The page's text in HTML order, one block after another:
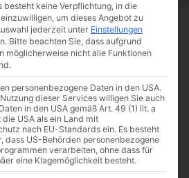
Scheibe
Vecchio
besteht keine Verpflichtung, in die
um dieses Angebot zu
jederzeit unter Einstellungen
Bitte beachten Sie, dass aufgrund
möglicherweise nicht alle Funktionen
personenbezogene Daten in den USA.
dieser Services willigen Sie auch
in den USA gemäß Art. 49 (1) lit. a
die USA als ein Land mit
nach EU-Standards ein. Es besteht
dass US-Behörden personenbezogene
verarbeiten, ohne dass für
eine Klagemöglichkeit besteht.